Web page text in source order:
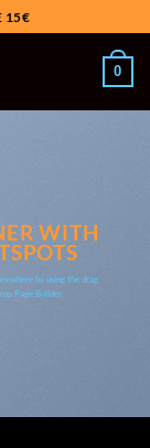
15€
0
WITH
by using the drag
Page Builder.